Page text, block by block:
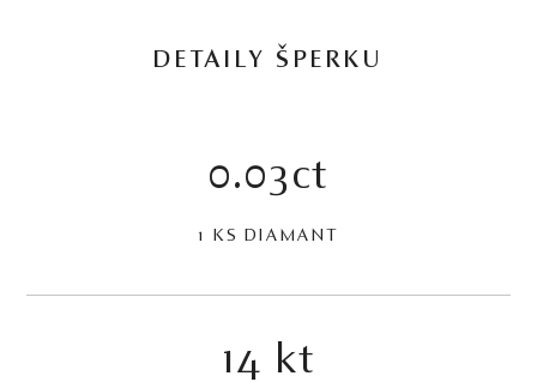
DETAILY ŠPERKU
0.03ct
1 KS DIAMANT
14 kt